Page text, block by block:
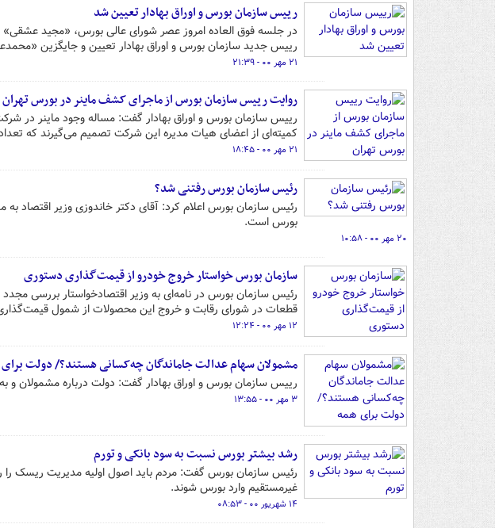
رییس سازمان بورس و اوراق بهادار تعیین شد
در جلسه فوق العاده امروز عصر شورای عالی بورس، «مجید عشقی» به
رییس جدید سازمان بورس و اوراق بهادار تعیین و جایگزین
۲۱ مهر ۰۰ - ۲۱:۳۹
روایت رییس سازمان بورس از ماجرای کشف ماینر در بورس تهران
کمیته‌ای از اعضای هیات مدیره این شرکت تصمیم می‌گیرند که
۲۱ مهر ۰۰ - ۱۸:۴۵
رئیس سازمان بورس رفتنی شد؟
رئیس سازمان بورس اعلام کرد: آقای دکتر خاندوزی وزیر اقتصاد به
بورس است.
۲۰ مهر ۰۰ - ۱۰:۵۸
سازمان بورس خواستار خروج خودرو از قیمت‌گذاری دستوری
رئیس سازمان بورس در نامه‌ای به وزیر اقتصادخواستار بررسی
قطعات در شورای رقابت و خروج این محصولات از شمول
۱۲ مهر ۰۰ - ۱۲:۲۴
مشمولان سهام عدالت جاماندگان چه‌کسانی هستند؟/ دولت برای
رییس سازمان بورس و اوراق بهادار گفت: دولت درباره مشمولان
۳ مهر ۰۰ - ۱۳:۵۵
رشد بیشتر بورس نسبت به سود بانکی و تورم
رئیس سازمان بورس گفت: مردم باید اصول اولیه مدیریت ریسک را
غیرمستقیم وارد بورس شوند.
۱۴ شهریور ۰۰ - ۰۸:۵۳